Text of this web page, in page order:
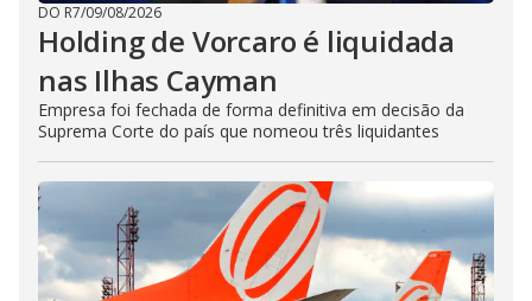
DO R7/09/08/2026
Holding de Vorcaro é liquidada
nas Ilhas Cayman
Empresa foi fechada de forma definitiva em decisão da
Suprema Corte do país que nomeou três liquidantes